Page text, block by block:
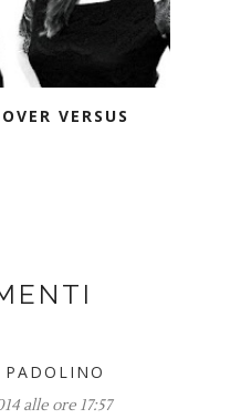
VERSUS
PADOLINO
alle ore 17:57